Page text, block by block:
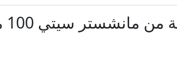
مع إيران وتصريح عراقجي بعد مسيرة دمياط
وأطفال تلتهمهم النيران.. شهادات مؤلمة من غزة